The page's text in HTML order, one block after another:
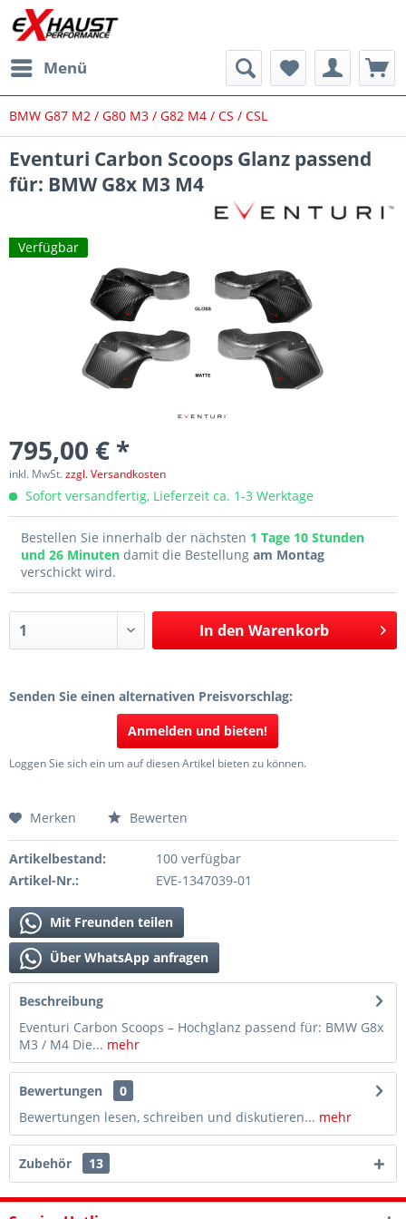
Menü
BMW G87 M2 / G80 M3 / G82 M4 / CS / CSL
Eventuri Carbon Scoops Glanz passend
für: BMW G8x M3 M4
Verfügbar
795,00 € *
inkl. MwSt.zzgl. Versandkosten
Sofort versandfertig, Lieferzeit ca. 1-3 Werktage
Bestellen Sie innerhalb der nächsten 1 Tage 10 Stunden
und 26 Minuten damit die Bestellung am Montag
verschickt wird.
In den Warenkorb
Senden Sie einen alternativen Preisvorschlag:
Anmelden und bieten!
Loggen Sie sich ein um auf diesen Artikel bieten zu können.
Merken Bewerten
Artikelbestand:
100 verfügbar
Artikel-Nr.:
EVE-1347039-01
Mit Freunden teilen
Über WhatsApp anfragen
Beschreibung
Eventuri Carbon Scoops – Hochglanz passend für: BMW G8x
M3 / M4 Die... mehr
Bewertungen
0
Bewertungen lesen, schreiben und diskutieren... mehr
Zubehör 13